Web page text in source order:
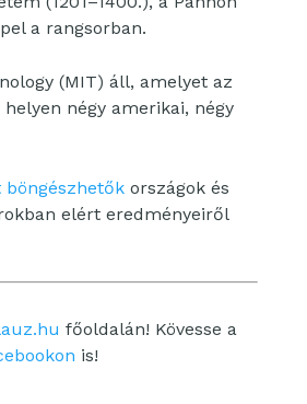
a rangsorban.
(MIT) áll, amelyet az
négy amerikai, négy
böngészhetők országok és
elért eredményeiről
főoldalán! Kövesse a
is!